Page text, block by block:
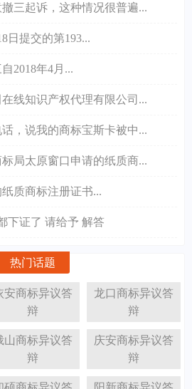
三起诉，这种情况很普遍...
日提交的第193...
2018年4月...
线知识产权代理有限公司...
，说我的商标宝斯卡被中...
局太原窗口申请的纸质商...
质商标注册证书...
下证了 请给予 解答
热门话题
安商标异议答
辩
龙口商标异议答
辩
山商标异议答
辩
庆安商标异议答
辩